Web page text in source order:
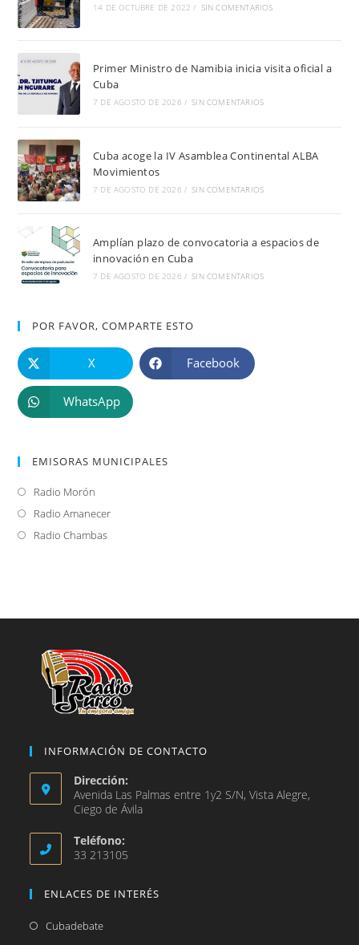
14 DE OCTUBRE DE 2022 / SIN COMENTARIOS
Primer Ministro de Namibia inicia visita oficial a
Cuba
7 DE AGOSTO DE 2026 / SIN COMENTARIOS
Cuba acoge la IV Asamblea Continental ALBA
Movimientos
7 DE AGOSTO DE 2026 / SIN COMENTARIOS
Amplían plazo de convocatoria a espacios de
innovación en Cuba
7 DE AGOSTO DE 2026 / SIN COMENTARIOS
POR FAVOR, COMPARTE ESTO
X Facebook
WhatsApp
EMISORAS MUNICIPALES
Radio Morón
abre
en
Radio AmanecerSe
Radio ChambasSe
nueva
INFORMACIÓN DE CONTACTO
Dirección:
Avenida Las Palmas entre 1y2 S/N, Vista Alegre,
Ciego de Ávila
Teléfono:
33 213105
ENLACES DE INTERÉS
CubadebateSe